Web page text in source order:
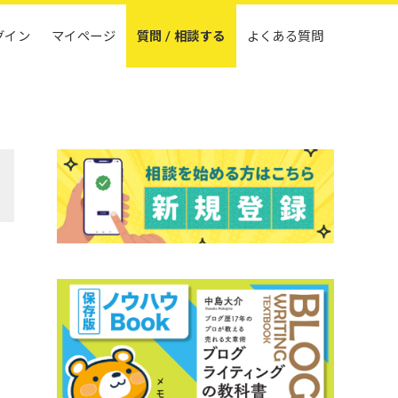
イン マイページ 質問 / 相談する よくある質問